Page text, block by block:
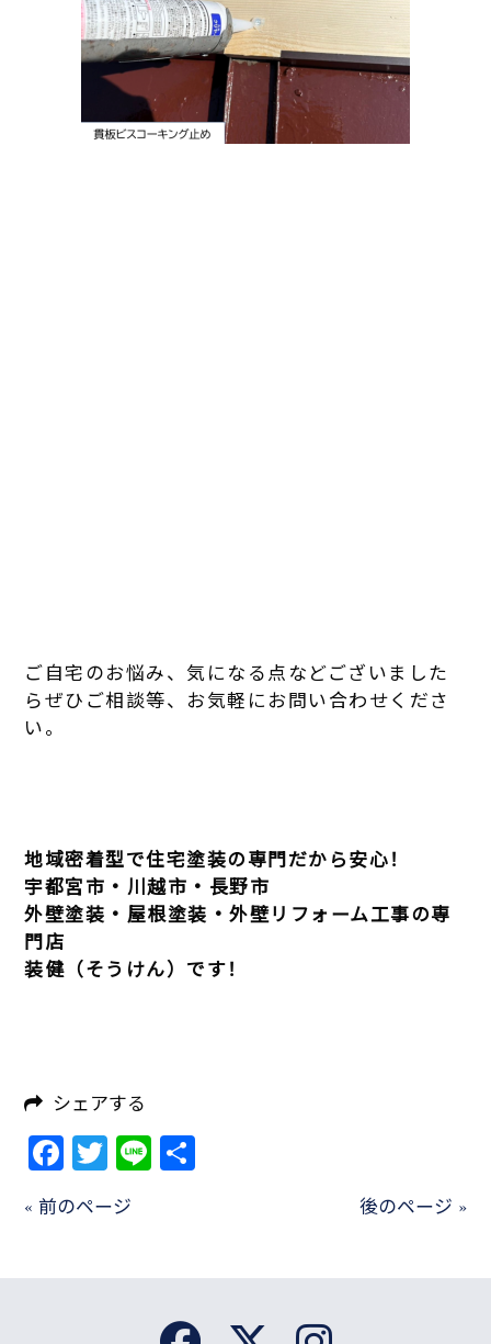
ご自宅のお悩み、気になる点などございました
らぜひご相談等、お気軽にお問い合わせくださ
い。
地域密着型で住宅塗装の専門だから安心！
宇都宮市・川越市・長野市
外壁塗装・屋根塗装・外壁リフォーム工事の専
門店
装健（そうけん）です！
シェアする
Facebook
Twitter
Line
« 前のページ 後のページ »